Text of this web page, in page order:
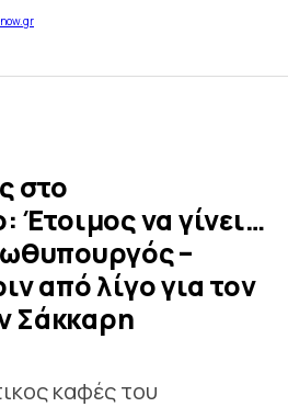
στο
Έτοιμος να γίνει…
–
από λίγο για τον
Σάκκαρη
καφές του